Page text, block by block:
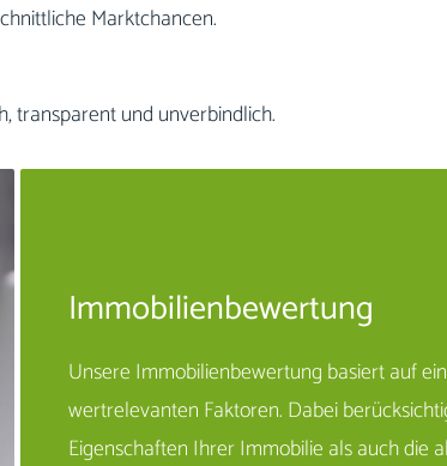
Marktchancen.
transparent und unverbindlich.
Immobilienbewertung
Unsere Immobilienbewertung basiert auf
wertrelevanten Faktoren. Dabei
Eigenschaften Ihrer Immobilie als auch die